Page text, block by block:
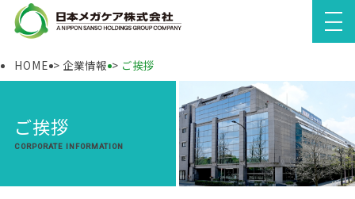
HOME 企業情報 ご挨拶
ご挨拶
CORPORATE INFORMATION